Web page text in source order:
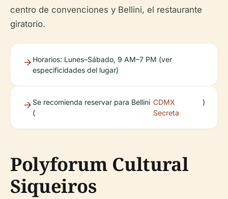
centro de convenciones y Bellini, el restaurante
giratorio.
Horarios: Lunes–Sábado, 9 AM–7 PM (ver
especificidades del lugar)
Se recomienda reservar para Bellini
(
CDMX
Secreta
)
Polyforum Cultural
Siqueiros